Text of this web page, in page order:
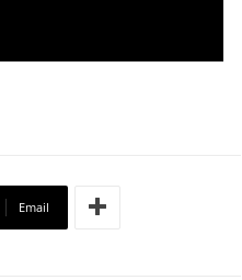
Email